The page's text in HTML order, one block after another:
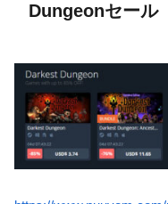
Dungeonセール